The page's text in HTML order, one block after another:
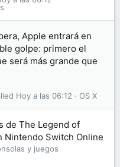
Apple entrará en
golpe: primero el
será más grande que
OS X
Hoy a las 06:12
de The Legend of
Nintendo Switch Online
y juegos